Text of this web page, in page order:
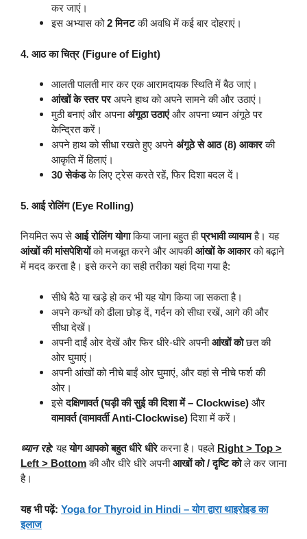
कर जाएं।
इस अभ्यास को2 मिनटकी अवधि में कई बार दोहराएं।
4. आठ का चित्र (Figure of Eight)
आलती पालती मार कर एक आरामदायक स्थिति में बैठ जाएं।
आंखों के स्तर परअपने हाथ को अपने सामने की और उठाएं।
मुठी बनाएं और अपनाअंगूठा उठाएंऔर अपना ध्यान अंगूठे पर
केन्द्रित करें।
अपने हाथ को सीधा रखते हुए अपने अंगूठे से आठ (8) आकारकी
आकृति में हिलाएं।
30 सेकंडके लिए ट्रेस करते रहें, फिर दिशा बदल दें।
5. आई रोलिंग (Eye Rolling)
नियमित रूप सेआई रोलिंग योगाकिया जाना बहुत हीप्रभावी व्यायामहै। यह
आंखों की मांसपेशियोंको मजबूत करने और आपकीआंखों के आकारको बढ़ाने
में मदद करता है। इसे करने का सही तरीका यहां दिया गया है:
सीधे बैठे या खड़े हो कर भी यह योग किया जा सकता है।
अपने कन्धों को ढीला छोड़ दें, गर्दन को सीधा रखें, आगे की और
सीधा देखें।
अपनी दाईं ओर देखें और फिर धीरे-धीरे अपनीआंखों कोछत की
ओर घुमाएं।
अपनी आंखों को नीचे बाईं ओर घुमाएं, और वहां से नीचे फर्श की
ओर।
इसेदक्षिणावर्त (घड़ी की सुई की दिशा में – Clockwise) और
वामावर्त (वामावर्ती Anti-Clockwise)दिशा में करें।
ध्यान रहे:यहयोग आपको बहुत धीरे धीरेकरना है। पहले Right > Top >
Left > Bottomकी और धीरे धीरे अपनीआखों को / दृष्टि कोले कर जाना
है।
यह भी पढ़ें: Yoga for Thyroid in Hindi – योग द्वारा थाइरोइड का
इलाज